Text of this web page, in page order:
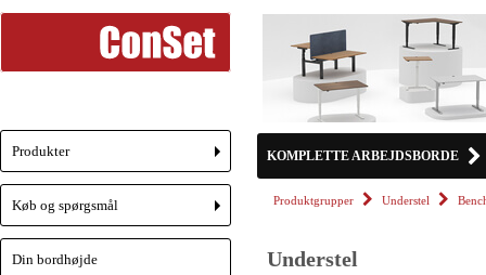
KOMPLETTE ARBEJDSBORDE
Produktgrupper Understel
Understel
+
Produkter
+
Køb og spørgsmål
Din bordhøjde